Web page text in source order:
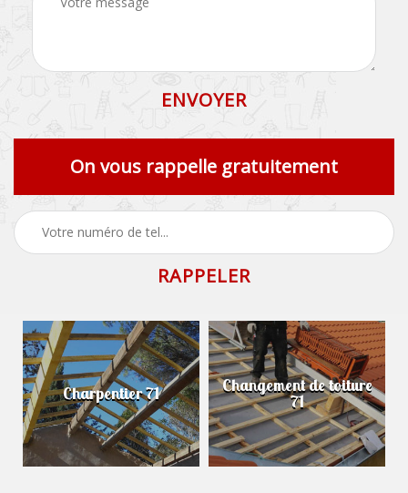
On vous rappelle gratuitement
Charpentier 71 Changement de toiture
71